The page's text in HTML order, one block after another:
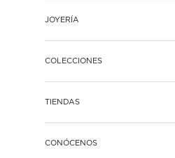
JOYERÍA
COLECCIONES
TIENDAS
CONÓCENOS